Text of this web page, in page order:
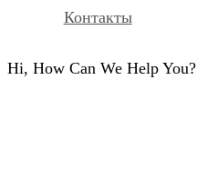
Контакты
Hi, How Can We Help You?